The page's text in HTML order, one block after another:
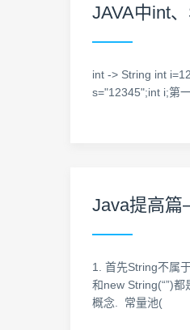
JAVA中int
int -> String int
s="12345";int i;第
Java提高
1. 首先String不属
和new String(“”)
概念. 常量池(